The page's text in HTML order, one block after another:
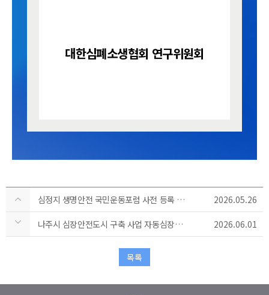
대한심폐소생협회 연구위원회
심정지 생명안전 국민운동포럼 사전 등록 안내 2026.05.26
나주시 심장안전도시 구축 사업 자동심장충격기 입찰 공고 2026.06.01
목록